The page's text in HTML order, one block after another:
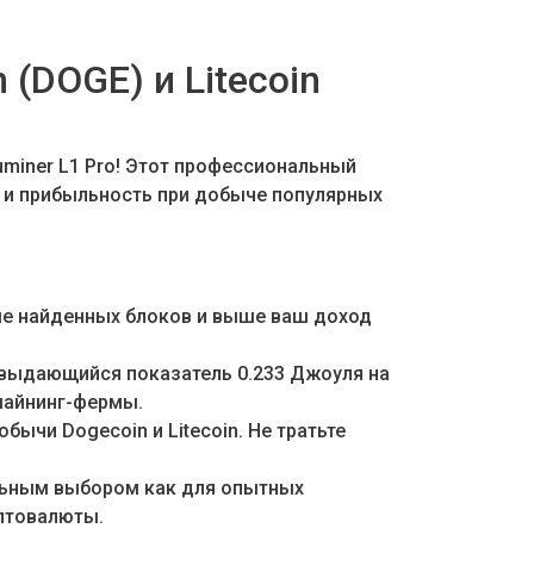
и Litecoin
L1 Pro! Этот профессиональный
прибыльность при добыче популярных
найденных блоков и выше ваш доход
показатель 0.233 Джоуля на
фермы.
Dogecoin и Litecoin. Не тратьте
выбором как для опытных